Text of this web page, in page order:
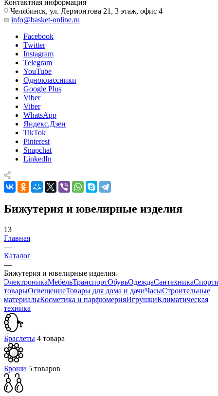
Контактная информация
Челябинск, ул. Лермонтова 21, 3 этаж, офис 4
info@basket-online.ru
Facebook
Twitter
Instagram
Telegram
YouTube
Одноклассники
Google Plus
Viber
Viber
WhatsApp
Яндекс.Дзен
TikTok
Pinterest
Snapchat
LinkedIn
Бижутерия и ювелирные изделия
13
Главная
—
Каталог
—
Бижутерия и ювелирные изделия
ЭлектроникаМебельТранспортОбувьОдеждаСантехника
товарыОсвещениеТовары для дома и дачиЧасыСтроительные
материалыКосметика и парфюмерияИгрушкиКлиматическая
техника
Браслеты 4 товара
Броши 5 товаров